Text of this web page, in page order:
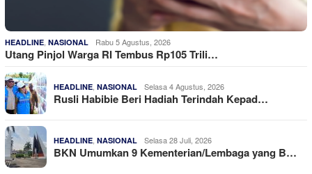
HEADLINE NASIONAL Rabu 5 Agustus, 2026
Utang Pinjol Warga RI Tembus Rp105 Trili…
HEADLINE NASIONAL Selasa 4 Agustus, 2026
Rusli Habibie Beri Hadiah Terindah Kepad…
HEADLINE NASIONAL Selasa 28 Juli, 2026
BKN Umumkan 9 Kementerian/Lembaga yang B…